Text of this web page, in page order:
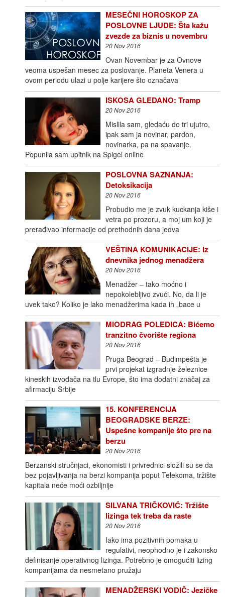
MESEČNI HOROSKOP ZA
POSLOVNE LJUDE: Šta kažu
zvezde za biznis u novembru
20 Nov 2016
Ovan Novembar je za Ovnove
veoma uspešan mesec za poslovanje. Planeta Venera u
ovom periodu ulazi u polje karijere što označava
ISKOSA GLEDANO: Tramp
20 Nov 2016
Mislila sam, gledaću do tri ujutro,
ipak sam ja novinar, pardon,
novinarka, pa na spavanje.
Popunila sam upitnik na Spigel online
POSLOVNA SAZNANJA:
Detoksikacija
20 Nov 2016
Probudio me je zvuk kuckanja kiše i
vetra po prozoru, a moj um koji je
prerađivao informacije od prethodnih dana jedva
VEŠTINA KOMUNIKACIJE: Iz
dnevnika jednog menadžera
20 Nov 2016
Menadžer – tako moćno i
nepokolebljivo zvuči. No, da li je
uvek tako? Koliko je lako menadžerima kada ih „bace u
MIODRAG POLEDICA: Bićemo
tranzitno čvorište regiona
20 Nov 2016
Pruga Beograd – Budimpešta je
prvi projekat izgradnje železnice
kineskih izvođača na tlu Evrope, što ima dodatni značaj za
afirmaciju Srbije
15. KONFERENCIJA
BEOGRADSKE BERZE:
Uspešne kompanije što pre na
berzu
20 Nov 2016
Berzanski stručnjaci, ekonomisti i privrednici složili su se da
bez pojavljivanja na berzi kompanija poput Telekoma, tržište
kapitala neće moći ozbiljnije
SILVANA TRIČKOVIĆ: Tržište
lizinga tek treba da raste
20 Nov 2016
Iako ima pozitivnih pomaka u
regulativi, neophodno je i zakonsko
definisanje operativnog lizinga. Potrebno je omogućiti lizing
kompanijama da nesmetano pružaju
MENADŽERSKI VODIČ: Jezičke